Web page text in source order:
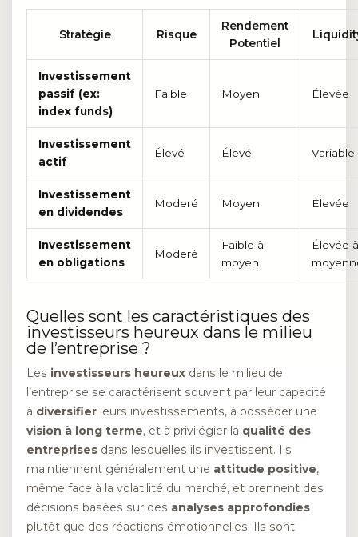
Stratégie Risque
Rendement
Potentiel
Investissement
passif (ex:
index funds)
Faible Moyen Élevée
Investissement
actif
Élevé Élevé Variable
Investissement
en dividendes
Moderé Moyen Élevée
Investissement
en obligations
Moderé
Faible à
moyen
Élevée à
Quelles sont les caractéristiques des
investisseurs heureux dans le milieu
de l’entreprise ?
Les investisseurs heureux dans le milieu de
l’entreprise se caractérisent souvent par leur capacité
à diversifier leurs investissements, à posséder une
vision à long terme, et à privilégier la qualité des
entreprises dans lesquelles ils investissent. Ils
maintiennent généralement une attitude positive,
même face à la volatilité du marché, et prennent des
décisions basées sur des analyses approfondies
plutôt que des réactions émotionnelles. Ils sont